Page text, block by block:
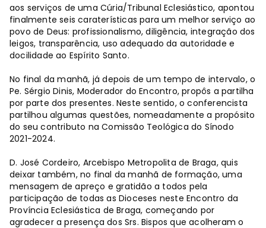
aos serviços de uma Cúria/Tribunal Eclesiástico, apontou
finalmente seis caraterísticas para um melhor serviço ao
povo de Deus: profissionalismo, diligência, integração dos
leigos, transparência, uso adequado da autoridade e
docilidade ao Espírito Santo.
No final da manhã, já depois de um tempo de intervalo, o
Pe. Sérgio Dinis, Moderador do Encontro, propôs a partilha
por parte dos presentes. Neste sentido, o conferencista
partilhou algumas questões, nomeadamente a propósito
do seu contributo na Comissão Teológica do Sínodo
2021-2024.
D. José Cordeiro, Arcebispo Metropolita de Braga, quis
deixar também, no final da manhã de formação, uma
mensagem de apreço e gratidão a todos pela
participação de todas as Dioceses neste Encontro da
Província Eclesiástica de Braga, começando por
agradecer a presença dos Srs. Bispos que acolheram o